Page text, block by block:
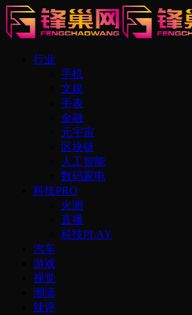
行业
手机
文娱
手表
金融
元宇宙
区块链
人工智能
数码家电
科技PRO
火测
直播
科技PLAY
汽车
游戏
视觉
潮流
辣评